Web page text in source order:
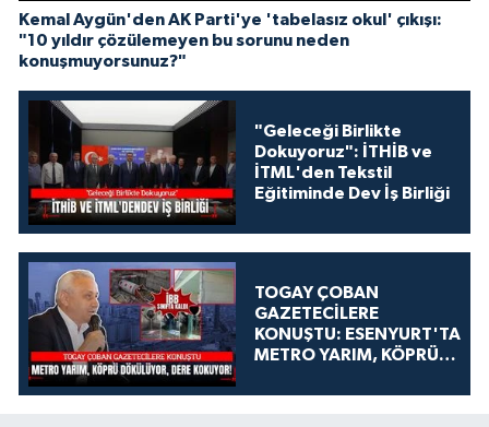
Kemal Aygün'den AK Parti'ye 'tabelasız okul' çıkışı:
"10 yıldır çözülemeyen bu sorunu neden
konuşmuyorsunuz?"
"Geleceği Birlikte
Dokuyoruz": İTHİB ve
İTML'den Tekstil
Eğitiminde Dev İş Birliği
TOGAY ÇOBAN
GAZETECİLERE
KONUŞTU: ESENYURT'TA
METRO YARIM, KÖPRÜ
KOKUYOR!